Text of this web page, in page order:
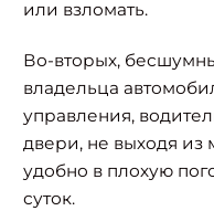
или взломать.
Во-вторых,
владельца
управления,
двери, не выходя
удобно в плохую
суток.